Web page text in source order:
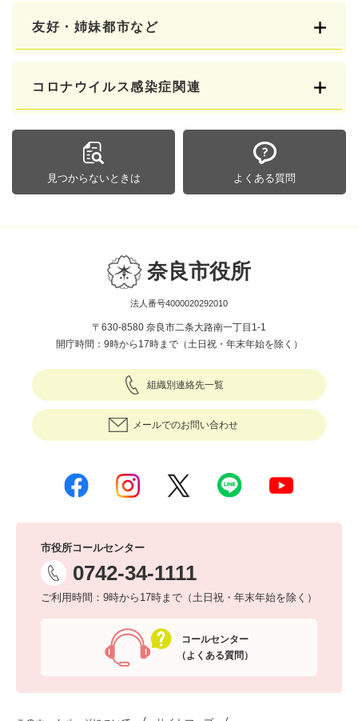
友好・姉妹都市など
コロナウイルス感染症関連
見つからないときは よくある質問
奈良市役所
法人番号4000020292010
〒630-8580 奈良市二条大路南一丁目1-1
開庁時間：9時から17時まで（土日祝・年末年始を除く）
組織別連絡先一覧
メールでのお問い合わせ
市役所コールセンター
0742-34-1111
ご利用時間：9時から17時まで（土日祝・年末年始を除く）
コールセンター
（よくある質問）